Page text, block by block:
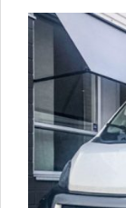
This
product
has
multiple
variants.
The
options
may
be